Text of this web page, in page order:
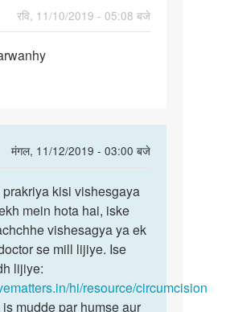
रवि, 11/10/2019 - 05:08 बजे
मंगल, 11/12/2019 - 03:00 बजे
prakriya kisi vishesgaya
mein hota hai, iske
vishesagya ya ek
se mill lijiye. Ise
lijiye:
hi/resource/circumcision
mudde par humse aur